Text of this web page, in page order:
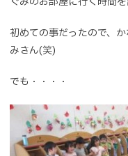
初めての事だったので、
みさん(笑)
でも・・・・